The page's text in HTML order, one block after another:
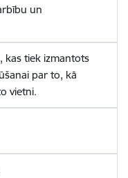
un
kas tiek izmantots
par to, kā
vietni.